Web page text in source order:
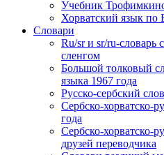
Учебник
Хорватский язык по
Словари
Ru/sr и sr/ru-словарь
сленгом
Большой толковый
языка 1967 года
Русско-сербский
Сербско-хорватско-
года
Сербско-хорватско-
друзей переводчика